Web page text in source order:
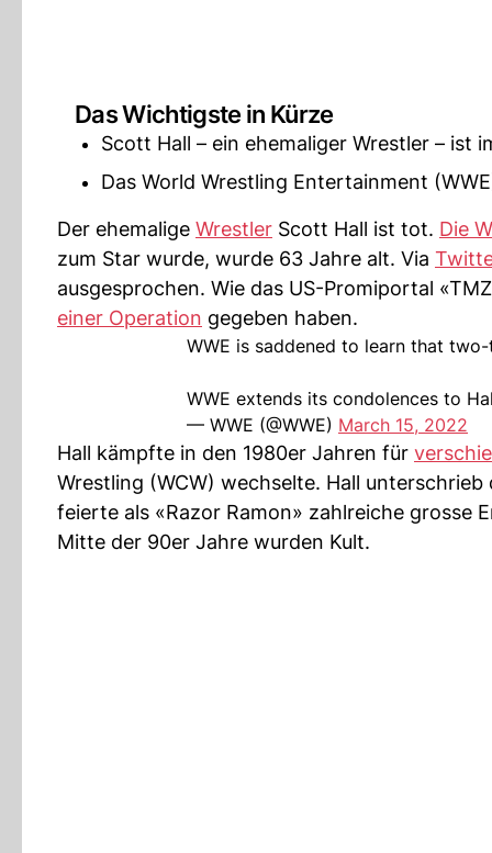
Das Wichtigste in Kürze
Scott Hall – ein ehemaliger Wrestler – ist
Das World Wrestling Entertainment
Der ehemalige Wrestler Scott Hall ist tot. Die
zum Star wurde, wurde 63 Jahre alt. Via
ausgesprochen. Wie das US-Promiportal
einer Operation gegeben haben.
WWE is saddened to learn that
WWE extends its condolences to
— WWE (@WWE) March 15, 2022
Hall kämpfte in den 1980er Jahren für
Wrestling (WCW) wechselte. Hall
feierte als «Razor Ramon» zahlreiche grosse
Mitte der 90er Jahre wurden Kult.